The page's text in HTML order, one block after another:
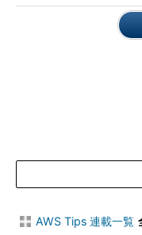
AWS Access Key ID [
Key
region name [
AWS CLIの基本的な使
AWS Tips 連載一覧